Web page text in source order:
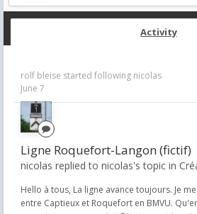
Activity
rolf bleise started following nicolas
June 7
Ligne Roquefort-Langon (fictif)
nicolas replied to nicolas's topic in
Hello à tous, La ligne avance toujours. Je
entre Captieux et Roquefort en BMVU.